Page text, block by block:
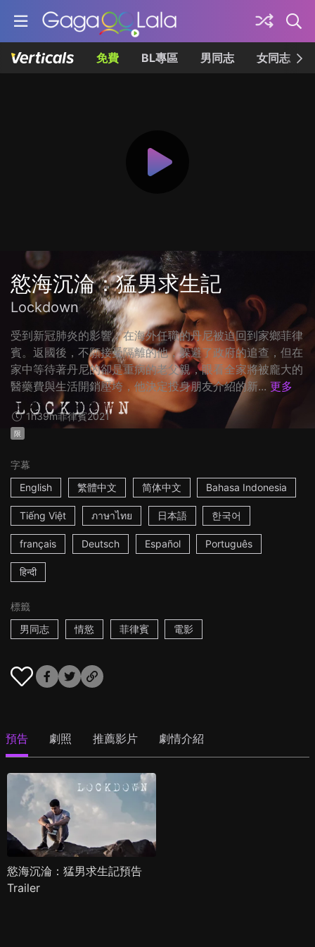
免費 BL專區 男同志 女同志
慾海沉淪：猛男求生記
Lockdown
受到新冠肺炎的影響，在海外任職的丹尼被迫回到家鄉菲律
賓。返國後，不願接受隔離的他，躲避了政府的追查，但在
家中等待著丹尼的卻是重病的老父親，眼看全家將被龐大的
醫藥費與生活開銷壓垮，他決定投身朋友介紹的新... 更多
1h39m菲律賓2021
限
字幕
English
繁體中文 简体中文 Bahasa Indonesia
Tiếng Việt ภาษาไทย 日本語 한국어
français Deutsch Español Português
हिन्दी
標籤
男同志
情慾 菲律賓 電影
預告 劇照 推薦影片 劇情介紹
慾海沉淪：猛男求生記預告
Trailer